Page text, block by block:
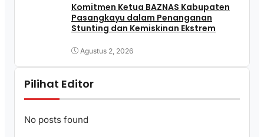
Komitmen Ketua BAZNAS Kabupaten
Pasangkayu dalam Penanganan
Stunting dan Kemiskinan Ekstrem
Agustus 2, 2026
Pilihat Editor
No posts found